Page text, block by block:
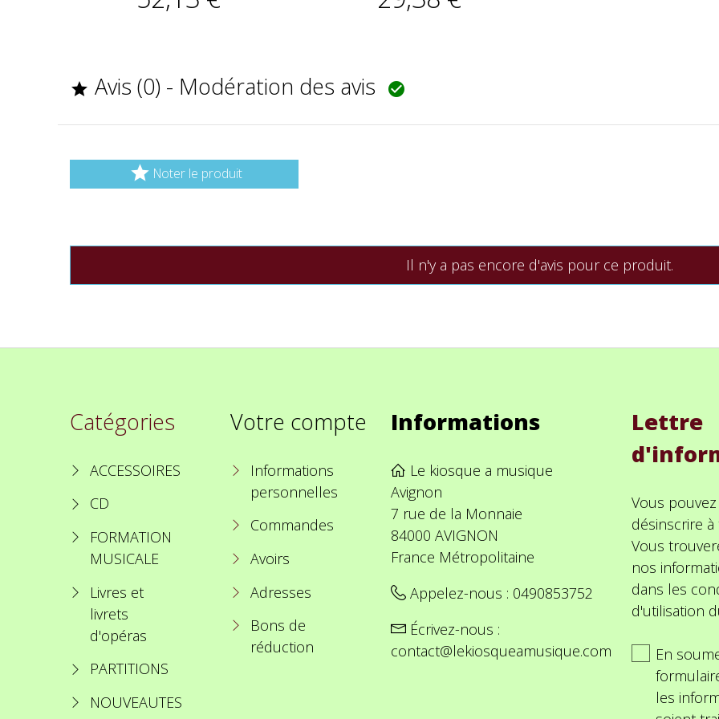
 Avis (0) - Modération des avis 
 Noter le produit
Il n'y a pas encore d'avis pour ce produit.
Catégories
ACCESSOIRES
CD
FORMATION
MUSICALE
Livres et
livrets
d'opéras
PARTITIONS
NOUVEAUTES
Votre compte
Informations
personnelles
Commandes
Avoirs
Adresses
Bons de
réduction
Informations
Le kiosque a musique
Avignon
7 rue de la Monnaie
84000 AVIGNON
France Métropolitaine
Appelez-nous : 0490853752
Écrivez-nous :
contact@lekiosqueamusique.com
Lettre
Vous
désinscrire
Vous
nos
dans les
d'utilisation
En
les